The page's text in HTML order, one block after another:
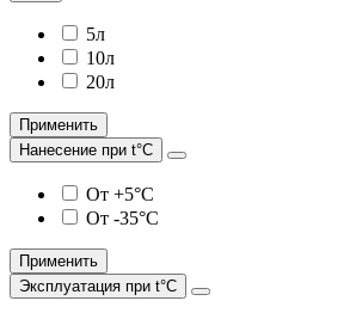
5л
10л
20л
Применить
Нанесение при t°С
От +5°С
От -35°С
Применить
Эксплуатация при t°С